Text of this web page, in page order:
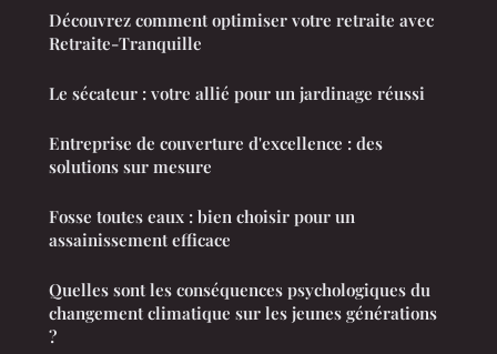
Découvrez comment optimiser votre retraite avec
Retraite-Tranquille
Le sécateur : votre allié pour un jardinage réussi
Entreprise de couverture d'excellence : des
solutions sur mesure
Fosse toutes eaux : bien choisir pour un
assainissement efficace
Quelles sont les conséquences psychologiques du
changement climatique sur les jeunes générations
?